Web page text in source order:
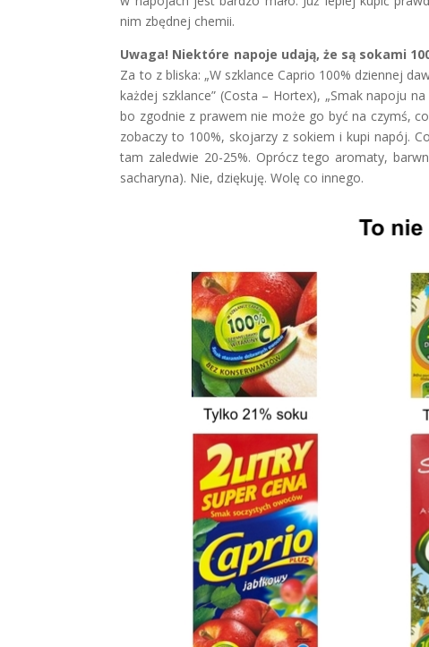
nim zbędnej chemii.
Uwaga! Niektóre napoje udają, że są sokami
Za to z bliska: „W szklance Caprio 100% dziennej
każdej szklance” (Costa – Hortex), „Smak napoju
bo zgodnie z prawem nie może go być na czymś,
zobaczy to 100%, skojarzy z sokiem i kupi napój.
tam zaledwie 20-25%. Oprócz tego aromaty,
sacharyna). Nie, dziękuję. Wolę co innego.